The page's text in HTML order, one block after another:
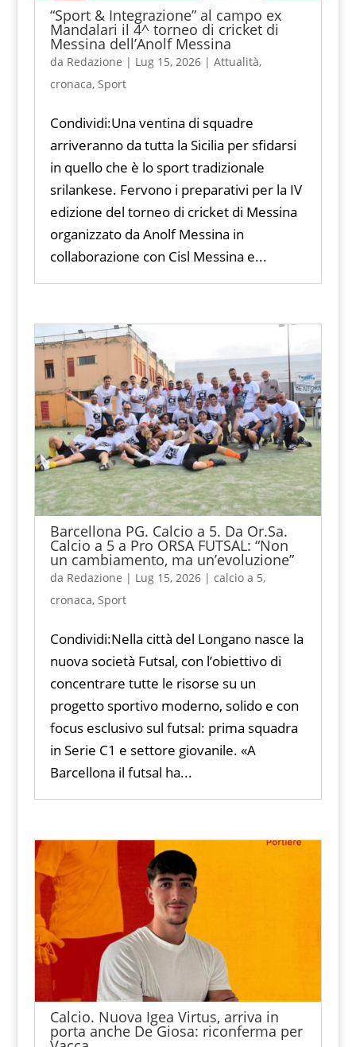
“Sport & Integrazione” al campo ex
Mandalari il 4^ torneo di cricket di
Messina dell’Anolf Messina
da Redazione | Lug 15, 2026| Attualità,
cronaca, Sport
Condividi:Una ventina di squadre
arriveranno da tutta la Sicilia per sfidarsi
in quello che è lo sport tradizionale
srilankese. Fervono i preparativi per la IV
edizione del torneo di cricket di Messina
organizzato da Anolf Messina in
collaborazione con Cisl Messina e...
Barcellona PG. Calcio a 5. Da Or.Sa.
Calcio a 5 a Pro ORSA FUTSAL: “Non
un cambiamento, ma un’evoluzione”
da Redazione | Lug 15, 2026| calcio a 5,
cronaca, Sport
Condividi:Nella città del Longano nasce la
nuova società Futsal, con l’obiettivo di
concentrare tutte le risorse su un
progetto sportivo moderno, solido e con
focus esclusivo sul futsal: prima squadra
in Serie C1 e settore giovanile. «A
Barcellona il futsal ha...
Calcio. Nuova Igea Virtus, arriva in
porta anche De Giosa: riconferma per